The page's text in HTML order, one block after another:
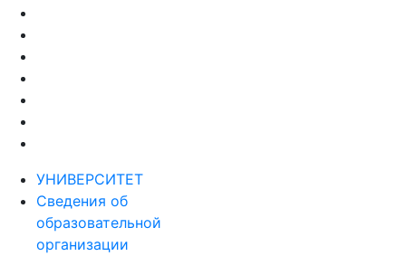
УНИВЕРСИТЕТ
Сведения об
образовательной
организации